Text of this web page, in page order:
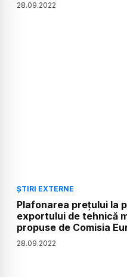
28.09.2022
ȘTIRI EXTERNE
Plafonarea prețului la
exportului de tehnică
propuse de Comisia
28.09.2022